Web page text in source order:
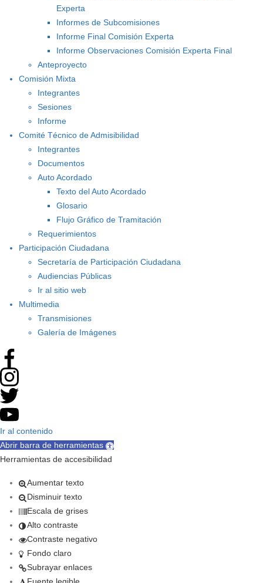
Experta
Informes de Subcomisiones
Informe Final Comisión Experta
Informe Observaciones Comisión Experta Final
Anteproyecto
Comisión Mixta
Integrantes
Sesiones
Informe
Comité Técnico de Admisibilidad
Integrantes
Documentos
Auto Acordado
Texto del Auto Acordado
Glosario
Flujo Gráfico de Tramitación
Requerimientos
Participación Ciudadana
Secretaría de Participación Ciudadana
Audiencias Públicas
Ir al sitio web
Multimedia
Transmisiones
Galería de Imágenes
Ir al contenido
Abrir barra de herramientas
Herramientas de accesibilidad
Aumentar texto
Disminuir texto
Escala de grises
Alto contraste
Contraste negativo
Fondo claro
Subrayar enlaces